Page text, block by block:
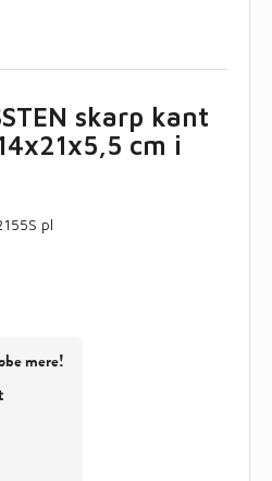
skarp kant
cm i
pl
mere!